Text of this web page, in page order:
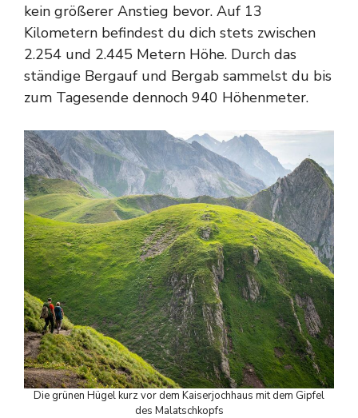
kein größerer Anstieg bevor. Auf 13
Kilometern befindest du dich stets zwischen
2.254 und 2.445 Metern Höhe. Durch das
ständige Bergauf und Bergab sammelst du bis
zum Tagesende dennoch 940 Höhenmeter.
Die grünen Hügel kurz vor dem Kaiserjochhaus mit dem Gipfel
des Malatschkopfs